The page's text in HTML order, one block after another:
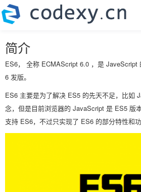
简介
ES6， 全称 ECMAScript 6.0 ，是 JaveScript
6 发版。
ES6 主要是为了解决 ES5 的先天不足，比如
念，但是目前浏览器的 JavaScript 是 ES5 版
支持 ES6，不过只实现了 ES6 的部分特性和功